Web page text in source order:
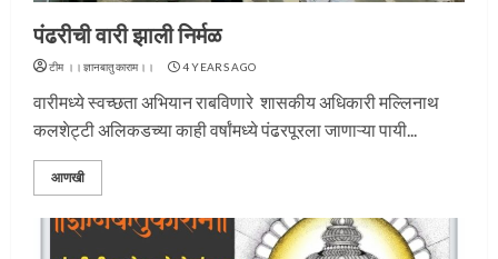
पंढरीची वारी झाली निर्मळ
टीम ।।ज्ञानबातुकाराम।। 4 YEARS AGO
वारीमध्ये स्वच्छता अभियान राबविणारे शासकीय अधिकारी मल्लिनाथ
कलशेट्टी अलिकडच्या काही वर्षांमध्ये पंढरपूरला जाणाऱ्या पायी...
आणखी